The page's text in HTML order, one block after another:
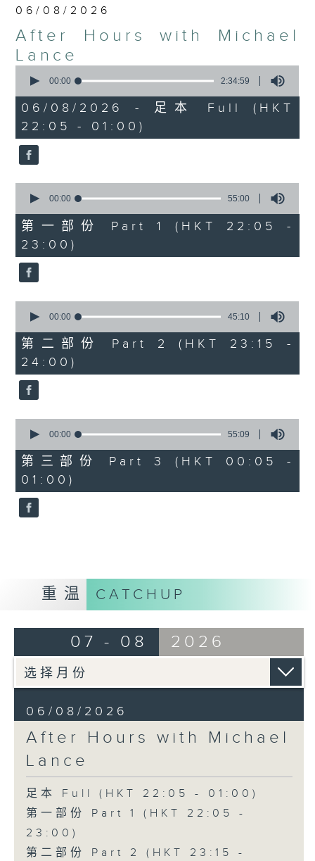
that keep our hearts beating in
rhythm. Rediscover your favorites
and uncover hidden gems, as
'After Hours' gives you the
perfect soundtrack to your late-
night adventures.
So, whether you’re sliding into
your comfy chair, grabbing the
wheel, or surrendering to the
magic of the night, tune in to
After Hours with Michael Lance
Weekdays 10:05pm to 1am - On Air
- Online - On Radio 3
06/08/2026
After Hours with Michael
Lance
seconds
2
hours,
34
minutes,
59
seconds
00:00 2:34:59
06/08/2026 - 足本 Full (HKT
22:05 - 01:00)
seconds
55
minutes,
0
seconds
00:00 55:00
第一部份 Part 1 (HKT 22:05 -
23:00)
seconds
45
minutes,
10
seconds
00:00 45:10
第二部份 Part 2 (HKT 23:15 -
24:00)
seconds
55
minutes,
9
seconds
00:00 55:09
第三部份 Part 3 (HKT 00:05 -
01:00)
重温 CATCHUP
07 - 08 2026
06/08/2026
After Hours with Michael
Lance
足本 Full (HKT 22:05 - 01:00)
第一部份 Part 1 (HKT 22:05 -
23:00)
第二部份 Part 2 (HKT 23:15 -